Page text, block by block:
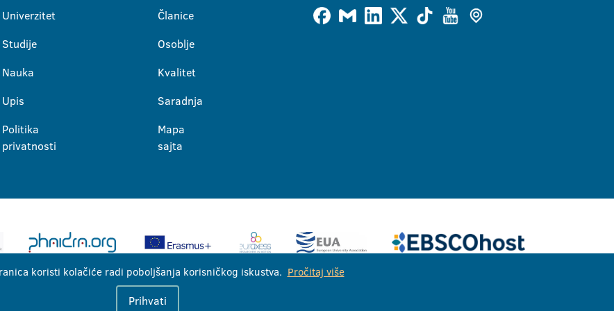
Univerzitet
Studije
Nauka
Upis
Politika
privatnosti
Članice
Osoblje
Kvalitet
Saradnja
Mapa
sajta
Univerzitet u Banjoj Luci © 2026
koristi kolačiće radi poboljšanja korisničkog iskustva. Pročitaj više
Prihvati